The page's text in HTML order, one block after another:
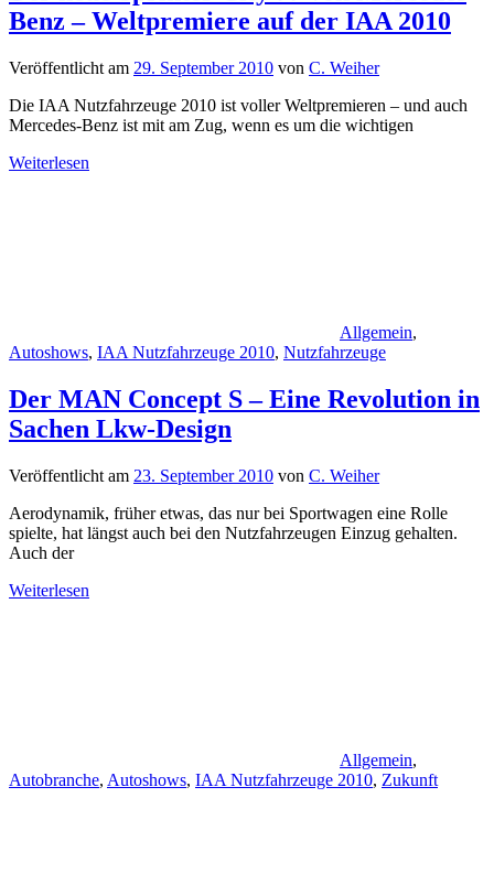
Benz – Weltpremiere auf der IAA 2010
Veröffentlicht am 29. September 2010 von C. Weiher
Die IAA Nutzfahrzeuge 2010 ist voller Weltpremieren – und auch
Mercedes-Benz ist mit am Zug, wenn es um die wichtigen
Weiterlesen
Allgemein,
Autoshows, IAA Nutzfahrzeuge 2010, Nutzfahrzeuge
Der MAN Concept S – Eine Revolution in
Sachen Lkw-Design
Veröffentlicht am 23. September 2010 von C. Weiher
Aerodynamik, früher etwas, das nur bei Sportwagen eine Rolle
spielte, hat längst auch bei den Nutzfahrzeugen Einzug gehalten.
Auch der
Weiterlesen
Allgemein,
Autobranche, Autoshows, IAA Nutzfahrzeuge 2010, Zukunft